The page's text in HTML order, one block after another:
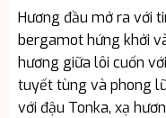
Hương đầu mở ra với
bergamot hứng khởi
hương giữa lôi cuốn
tuyết tùng và phong
với đậu Tonka, xạ